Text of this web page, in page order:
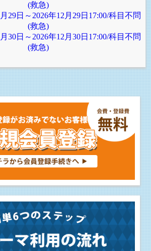
(救急)
29日～2026年12月29日17:00/科目不問
(救急)
30日～2026年12月30日17:00/科目不問
(救急)